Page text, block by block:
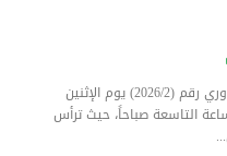
عقد مجلس كلية الدراسات العليا اجتماعه الدوري رقم (2026/2) يوم الإثنين
في تمام الساعة التاسعة صباحاً، حيث ترأس